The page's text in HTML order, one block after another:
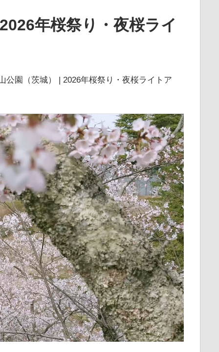
年桜祭り・夜桜ライ
公園（茨城） | 2026年桜祭り・夜桜ライトア